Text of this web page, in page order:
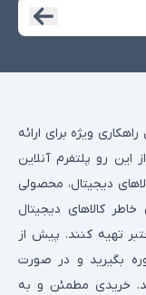
ویژه برای ارائه
رو پلتفرم آنلاین
دیجیتال، محصولی
کالاهای دیجیتال
تهیه کنند. پیش از
بگیرید و در صورت
خریدی مطمئن و به